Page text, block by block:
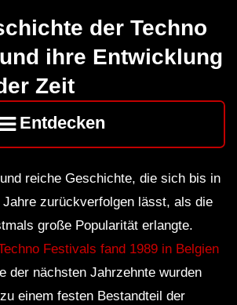
der Techno
ihre Entwicklung
Zeit
Entdecken
reiche Geschichte, die sich bis in
Jahre zurückverfolgen lässt, als die
große Popularität erlangte.
Festivals fand 1989 in Belgien
der nächsten Jahrzehnte wurden
einem festen Bestandteil der